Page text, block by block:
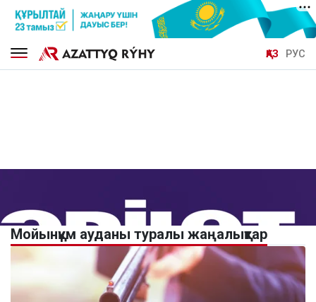
ҚАЗ РУС
Мойынқұм ауданы туралы жаңалықтар